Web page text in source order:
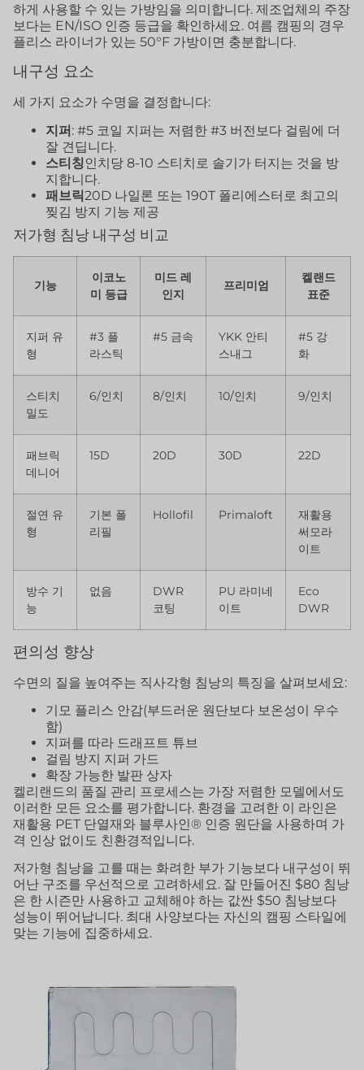
하게 사용할 수 있는 가방임을 의미합니다. 제조업체의 주장
보다는 EN/ISO 인증 등급을 확인하세요. 여름 캠핑의 경우
플리스 라이너가 있는 50°F 가방이면 충분합니다.
내구성 요소
세 가지 요소가 수명을 결정합니다:
지퍼: #5 코일 지퍼는 저렴한 #3 버전보다 걸림에 더
잘 견딥니다.
스티칭 인치당 8-10 스티치로 솔기가 터지는 것을 방
지합니다.
패브릭20D 나일론 또는 190T 폴리에스터로 최고의
찢김 방지 기능 제공
저가형 침낭 내구성 비교
기능
이코노
미 등급
미드 레
인지
프리미엄
켈랜드
표준
지퍼 유
형
#3 플
라스틱
#5 금속
YKK 안티
스내그
#5 강
화
스티치
밀도
6/인치 8/인치 10/인치 9/인치
패브릭
데니어
15D 20D 30D 22D
절연 유
형
기본 폴
리필
Hollofil Primaloft
재활용
써모라
이트
방수 기
능
없음
DWR
코팅
PU 라미네
이트
Eco
DWR
편의성 향상
수면의 질을 높여주는 직사각형 침낭의 특징을 살펴보세요:
기모 플리스 안감(부드러운 원단보다 보온성이 우수
함)
지퍼를 따라 드래프트 튜브
걸림 방지 지퍼 가드
확장 가능한 발판 상자
켈리랜드의 품질 관리 프로세스는 가장 저렴한 모델에서도
이러한 모든 요소를 평가합니다. 환경을 고려한 이 라인은
재활용 PET 단열재와 블루사인® 인증 원단을 사용하며 가
격 인상 없이도 친환경적입니다.
저가형 침낭을 고를 때는 화려한 부가 기능보다 내구성이 뛰
어난 구조를 우선적으로 고려하세요. 잘 만들어진 $80 침낭
은 한 시즌만 사용하고 교체해야 하는 값싼 $50 침낭보다
성능이 뛰어납니다. 최대 사양보다는 자신의 캠핑 스타일에
맞는 기능에 집중하세요.